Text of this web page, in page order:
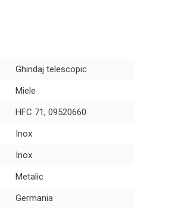
Ghindaj telescopic
Miele
HFC 71, 09520660
Inox
Inox
Metalic
Germania